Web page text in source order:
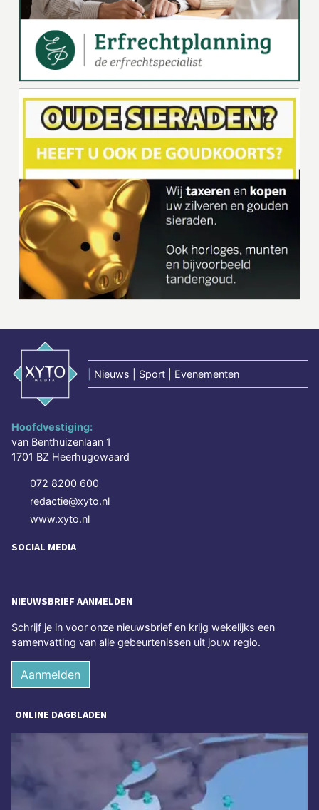
Nieuws | Sport | Evenementen
Hoofdvestiging:
van Benthuizenlaan 1
1701 BZ Heerhugowaard
072 8200 600
redactie@xyto.nl
www.xyto.nl
SOCIAL MEDIA
NIEUWSBRIEF AANMELDEN
Schrijf je in voor onze nieuwsbrief en krijg wekelijks een
samenvatting van alle gebeurtenissen uit jouw regio.
Aanmelden
ONLINE DAGBLADEN